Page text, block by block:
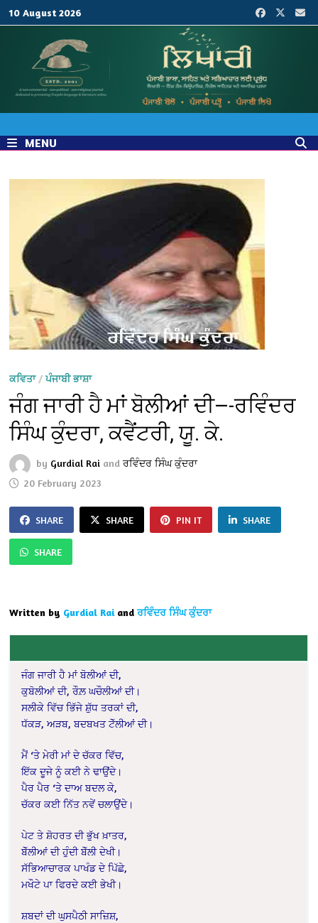
10 August 2026
MENU
ਕਵਿਤਾ/ਪੰਜਾਬੀ ਭਾਸ਼ਾ
ਜੰਗ ਜਾਰੀ ਹੈ ਮਾਂ ਬੋਲੀਆਂ ਦੀ—-ਰਵਿੰਦਰ
ਸਿੰਘ ਕੁੰਦਰਾ, ਕਵੈਂਟਰੀ, ਯੂ. ਕੇ.
by Gurdial Rai andਰਵਿੰਦਰ ਸਿੰਘ ਕੁੰਦਰਾ
20 February 2023
SHARE SHARE PIN IT SHARE
SHARE
Written by Gurdial Raiandਰਵਿੰਦਰ ਸਿੰਘ ਕੁੰਦਰਾ
ਜੰਗ ਜਾਰੀ ਹੈ ਮਾਂ ਬੋਲੀਆਂ ਦੀ,
ਕੁਬੋਲੀਆਂ ਦੀ, ਰੌਲ਼ ਘਚੌਲੀਆਂ ਦੀ।
ਸਲੀਕੇ ਵਿੱਚ ਭਿੱਜੇ ਸ਼ੁੱਧ ਤਰਕਾਂ ਦੀ,
ਧੱਕੜ, ਅੜਬ, ਬਦਬਖਤ ਟੋੱਲੀਆਂ ਦੀ।
ਮੈਂ ‘ਤੇ ਮੇਰੀ ਮਾਂ ਦੇ ਚੱਕਰ ਵਿੱਚ,
ਇੱਕ ਦੂਜੇ ਨੂੰ ਕਈ ਨੇ ਢਾਉਂਦੇ।
ਪੈਰ ਪੈਰ ‘ਤੇ ਦਾਅ ਬਦਲ ਕੇ,
ਚੱਕਰ ਕਈ ਨਿੱਤ ਨਵੇਂ ਚਲਾਉਂਦੇ।
ਪੇਟ ਤੇ ਸ਼ੋਹਰਤ ਦੀ ਭੁੱਖ ਖ਼ਾਤਰ,
ਬੋੱਲੀਆਂ ਦੀ ਹੁੰਦੀ ਬੋੱਲੀ ਦੇਖੀ।
ਸੱਭਿਆਚਾਰਕ ਪਾਖੰਡ ਦੇ ਪਿੱਛੇ,
ਮਖੌਟੇ ਪਾ ਫਿਰਦੇ ਕਈ ਭੇਖੀ।
ਸ਼ਬਦਾਂ ਦੀ ਘੁਸਪੈਠੀ ਸਾਜ਼ਿਸ਼,